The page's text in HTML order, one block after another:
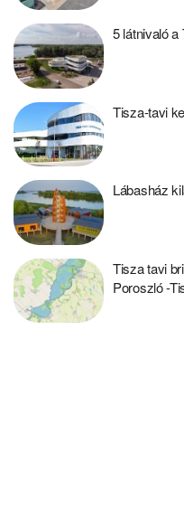
5 látnivaló
Tisza-tavi
Lábasház
Tisza tavi
Poroszló -